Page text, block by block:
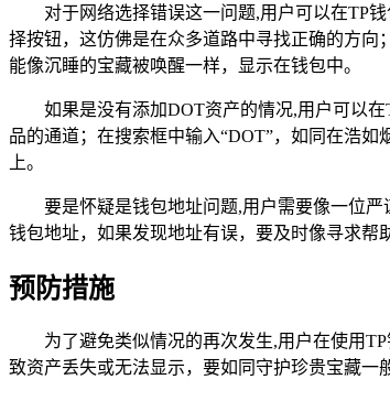
对于网络选择错误这一问题,用户可以在TP
择按钮，这仿佛是在众多道路中寻找正确的方
能像沉睡的宝藏被唤醒一样，显示在钱包中。
如果是没有添加DOT资产的情况,用户可以
品的通道；在搜索框中输入“DOT”，如同在浩
上。
要是怀疑是钱包地址问题,用户需要像一位
钱包地址，如果发现地址有误，要及时像寻求帮
预防措施
为了避免类似情况的再次发生,用户在使用
致资产丢失或无法显示，要如同守护珍贵宝藏一